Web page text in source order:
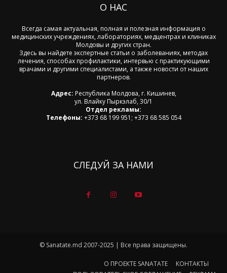
О НАС
Всегда самая актуальная, полная и полезная информация о
медицинских учреждениях, лабораториях, медцентрах и клиниках
Молдовы и других стран.
Здесь вы найдете экспертные статьи о заболеваниях, методах
лечения, способах профилактики, интервью с практикующими
врачами и другими специалистами, а также новости от наших
партнеров.
Адрес: Республика Молдова, г. Кишинев,
ул. Влайку Пыркэлаб, 30/1
Отдел рекламы:
Телефоны: +373 68 199 951; +373 68 585 054
СЛЕДУЙ ЗА НАМИ
© Sanatate.md 2007-2025 | Все права защищены.
О ПРОЕКТЕ SANATATE
КОНТАКТЫ